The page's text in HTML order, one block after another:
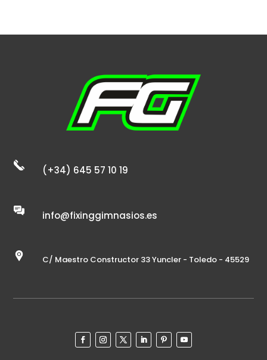
(+34) 645 57 10 19
info@fixinggimnasios.es
C/ Maestro Constructor 33 Yuncler - Toledo - 45529